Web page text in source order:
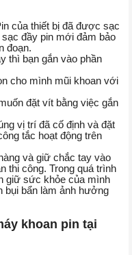
của thiết bị đã được sạc
đầy pin mới đảm bảo
đoạn.
thì bạn gắn vào phần
cho mình mũi khoan với
đặt vít bằng việc gắn
vị trí đã cố định và đặt
tắc hoạt động trên
và giữ chắc tay vào
thi công. Trong quá trình
giữ sức khỏe của mình
bụi bẩn làm ảnh hưởng
khoan pin tại